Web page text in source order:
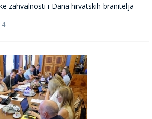
zahvalnosti i Dana hrvatskih branitelja